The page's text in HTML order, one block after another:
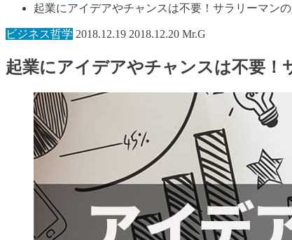
起業にアイデアやチャンスは不要！サラリーマン
ビジネス哲学 2018.12.19 2018.12.20 Mr.G
起業にアイデアやチャンスは不要！